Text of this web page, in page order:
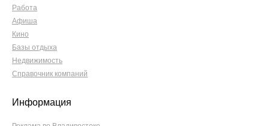
Работа
Афиша
Кино
Базы отдыха
Недвижимость
Справочник компаний
Информация